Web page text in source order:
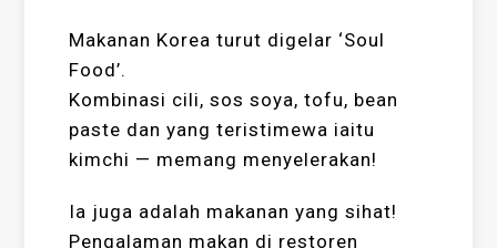
Makanan Korea turut digelar ‘Soul
Food’.
Kombinasi cili, sos soya, tofu, bean
paste dan yang teristimewa iaitu
kimchi — memang menyelerakan!
Ia juga adalah makanan yang sihat!
Pengalaman makan di restoren